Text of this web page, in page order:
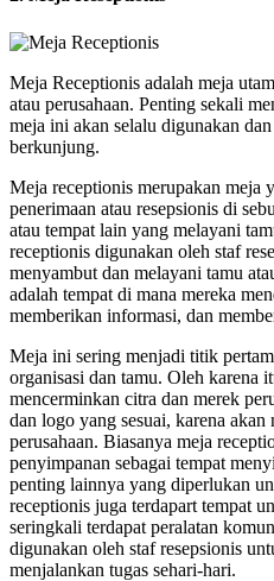
Meja Receptionis adalah meja
atau perusahaan. Penting sekali
meja ini akan selalu digunakan
berkunjung.
Meja receptionis merupakan meja
penerimaan atau resepsionis di
atau tempat lain yang melayani
receptionis digunakan oleh staf
menyambut dan melayani tamu
adalah tempat di mana mereka
memberikan informasi, dan
Meja ini sering menjadi titik
organisasi dan tamu. Oleh karena
mencerminkan citra dan merek
dan logo yang sesuai, karena
perusahaan. Biasanya meja
penyimpanan sebagai tempat
penting lainnya yang diperlukan
receptionis juga terdapart tempat
seringkali terdapat peralatan
digunakan oleh staf resepsionis
menjalankan tugas sehari-hari.